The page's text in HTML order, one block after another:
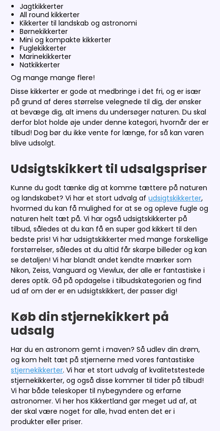
Jagtkikkerter
All round kikkerter
Kikkerter til landskab og astronomi
Børnekikkerter
Mini og kompakte kikkerter
Fuglekikkerter
Marinekikkerter
Natkikkerter
Og mange mange flere!
Disse kikkerter er gode at medbringe i det fri, og er især
på grund af deres størrelse velegnede til dig, der ønsker
at bevæge dig, alt imens du undersøger naturen. Du skal
derfor blot holde øje under denne kategori, hvornår der er
tilbud! Dog bør du ikke vente for længe, for så kan varen
blive udsolgt.
Udsigtskikkert til udsalgspriser
Kunne du godt tænke dig at komme tættere på naturen
og landskabet? Vi har et stort udvalg afudsigtskikkerter,
hvormed du kan få mulighed for at se og opleve fugle og
naturen helt tæt på. Vi har også udsigtskikkerter på
tilbud, således at du kan få en super god kikkert til den
bedste pris! Vi har udsigtskikkerter med mange forskellige
forstørrelser, således at du altid får skarpe billeder og kan
se detaljen! Vi har blandt andet kendte mærker som
Nikon, Zeiss, Vanguard og Viewlux, der alle er fantastiske i
deres optik. Gå på opdagelse i tilbudskategorien og find
ud af om der er en udsigtskikkert, der passer dig!
Køb din stjernekikkert på
udsalg
Har du en astronom gemt i maven? Så udlev din drøm,
og kom helt tæt på stjernerne med vores fantastiske
stjernekikkerter. Vi har et stort udvalg af kvalitetstestede
stjernekikkerter, og også disse kommer til tider på tilbud!
Vi har både teleskoper til nybegyndere og erfarne
astronomer. Vi her hos Kikkertland gør meget ud af, at
der skal være noget for alle, hvad enten det er i
produkter eller priser.